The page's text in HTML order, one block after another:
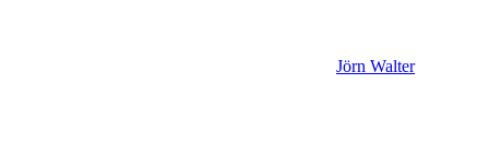
Jörn Walter